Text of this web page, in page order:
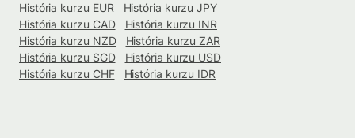
História kurzu EUR
História kurzu JPY
História kurzu CAD
História kurzu INR
História kurzu NZD
História kurzu ZAR
História kurzu SGD
História kurzu USD
História kurzu CHF
História kurzu IDR